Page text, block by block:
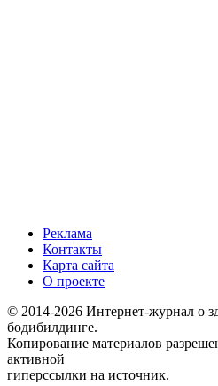
Реклама
Контакты
Карта сайта
О проекте
© 2014-2026 Интернет-журнал о
бодибилдинге.
Копирование материалов
активной
гиперссылки на источник.